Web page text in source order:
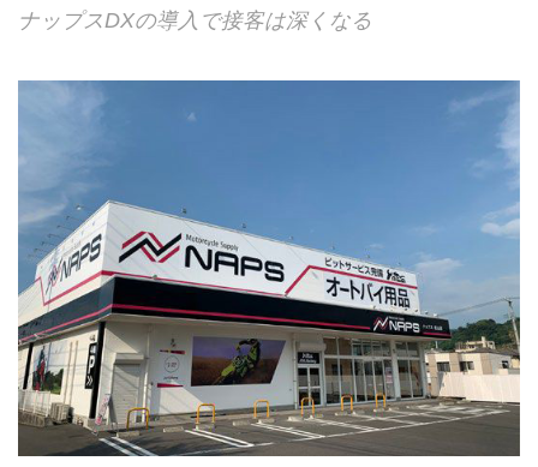
ナップスDXの導入で接客は深くなる